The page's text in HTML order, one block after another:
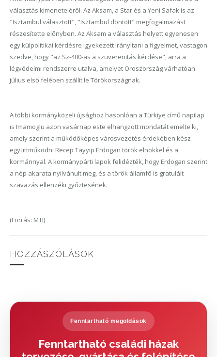
választás kimeneteléről. Az Aksam, a Star és a Yeni Safak is az
"Isztambul választott", "Isztambul döntött" megfogalmazást
részesítette előnyben. Az Aksam a választás helyett egyenesen
egy külpolitikai kérdésre igyekezett irányítani a figyelmet, vastagon
szedve, hogy "az Sz-400-as a szuverenitás kérdése", arra a
légvédelmi rendszerre utalva, amelyet Oroszország várhatóan
július első felében szállít le Törökországnak.
A többi kormányközeli újsághoz hasonlóan a Türkiye című napilap
is Imamoglu azon vasárnap este elhangzott mondatát emelte ki,
amely szerint a működőképes városvezetés érdekében kész
együttműködni Recep Tayyip Erdogan török elnökkel és a
kormánnyal. A kormánypárti lapok felidézték, hogy Erdogan szerint
a nép akarata nyilvánult meg, és a török államfő is gratulált
szavazás ellenzéki győztesének.
(Forrás: MTI)
HOZZÁSZÓLÁSOK
Fenntartható megoldások
Fenntartható családi házak